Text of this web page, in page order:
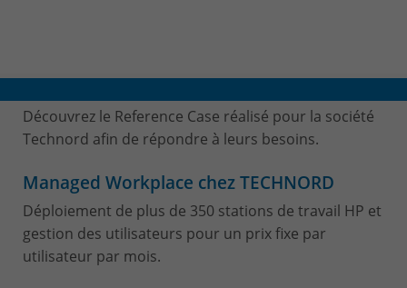
Découvrez le Reference Case réalisé pour la société
Technord afin de répondre à leurs besoins.
Managed Workplace chez TECHNORD
Déploiement de plus de 350 stations de travail HP et
gestion des utilisateurs pour un prix fixe par
utilisateur par mois.